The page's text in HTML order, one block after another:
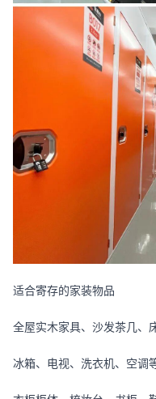
适合寄存的家装物品
全屋实木家具、沙发茶几、
冰箱、电视、洗衣机、空调